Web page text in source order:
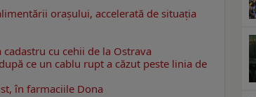
orașului, accelerată de situația
cu cehii de la Ostrava
ce un cablu rupt a căzut peste linia de
în farmaciile Dona